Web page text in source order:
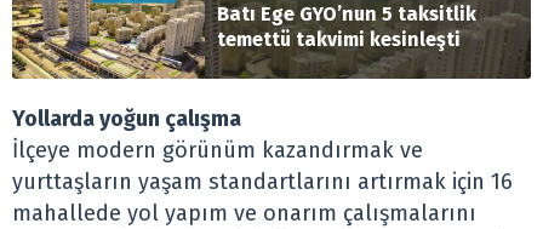
Batı Ege GYO’nun 5 taksitlik
temettü takvimi kesinleşti
Yollarda yoğun çalışma
İlçeye modern görünüm kazandırmak ve
yurttaşların yaşam standartlarını artırmak için 16
mahallede yol yapım ve onarım çalışmalarını